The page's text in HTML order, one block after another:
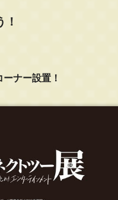
ナー設置！